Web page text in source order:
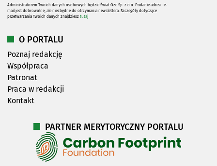
Administratorem Twoich danych osobowych będzie Świat Oze Sp. z o.o. Podanie adresu e-
mail jest dobrowolne, ale niezbędne do otrzymania newslettera. Szczegóły dotyczące
przetwarzania Twoich danych znajdziesz tutaj
O PORTALU
Poznaj redakcję
Współpraca
Patronat
Praca w redakcji
Kontakt
PARTNER MERYTORYCZNY PORTALU